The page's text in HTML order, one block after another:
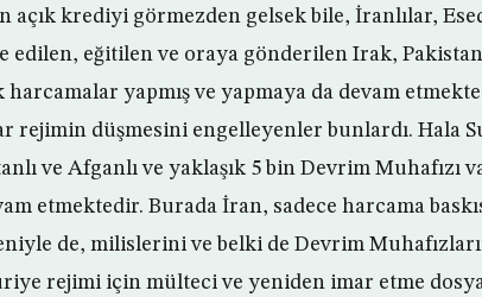
açık krediyi görmezden gelsek bile, İranlılar,
edilen, eğitilen ve oraya gönderilen Irak,
yapmış ve yapmaya da devam
rejimin düşmesini engelleyenler bunlardı. Hala
ve Afganlı ve yaklaşık 5 bin Devrim Muhafızı
etmektedir. Burada İran, sadece harcama
de, milislerini ve belki de Devrim
rejimi için mülteci ve yeniden imar etme